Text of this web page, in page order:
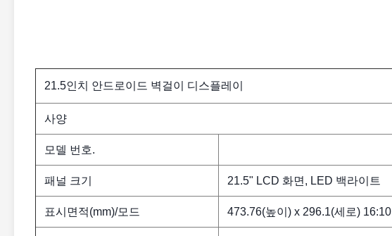
21.5인치 안드로이드 벽걸이 디스플레이
사양
모델 번호.
패널 크기 21.5" LCD 화면, LED 백라이트
표시면적(mm)/모드 473.76(높이) x 296.1(세로) 16:10